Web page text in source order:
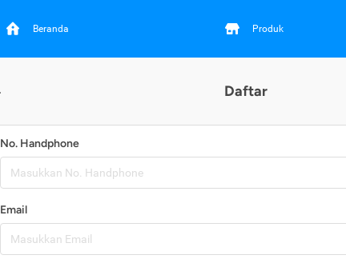
Beranda Produk
Daftar
No. Handphone
Email